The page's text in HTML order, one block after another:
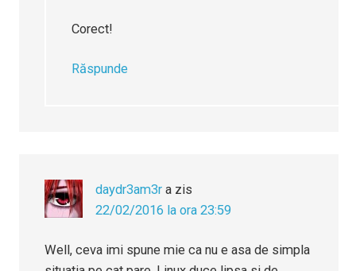
Corect!
Răspunde
daydr3am3r a zis
22/02/2016 la ora 23:59
Well, ceva imi spune mie ca nu e asa de simpla